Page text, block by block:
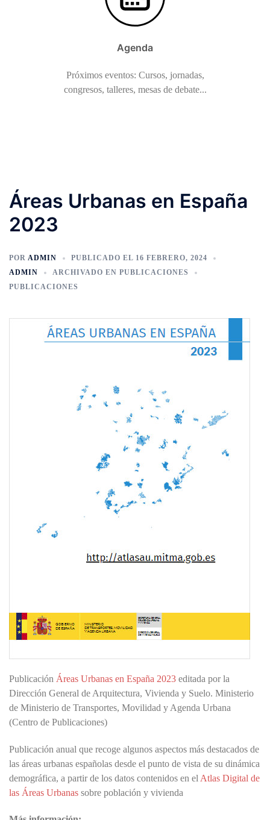
Agenda
Próximos eventos: Cursos, jornadas,
congresos, talleres, mesas de debate...
Áreas Urbanas en España
2023
POR ADMIN PUBLICADO EL 16 FEBRERO, 2024
ADMIN
ARCHIVADO EN PUBLICACIONES
PUBLICACIONES
Publicación Áreas Urbanas en España 2023 editada por la
Dirección General de Arquitectura, Vivienda y Suelo. Ministerio
de Ministerio de Transportes, Movilidad y Agenda Urbana
(Centro de Publicaciones)
Publicación anual que recoge algunos aspectos más destacados de
las áreas urbanas españolas desde el punto de vista de su dinámica
demográfica, a partir de los datos contenidos en el Atlas Digital de
las Áreas Urbanas sobre población y vivienda